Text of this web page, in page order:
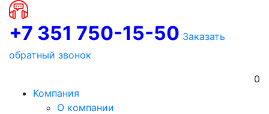
+7 351 750-15-50 Заказать
обратный звонок
0
Компания
О компании